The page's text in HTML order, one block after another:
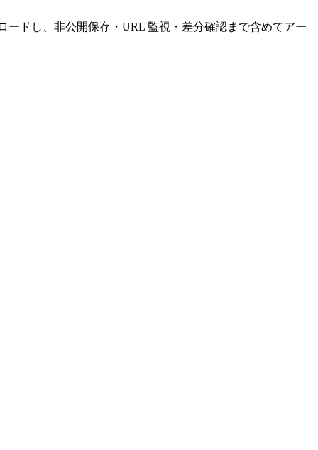
ードし、非公開保存・URL 監視・差分確認まで含めてアー